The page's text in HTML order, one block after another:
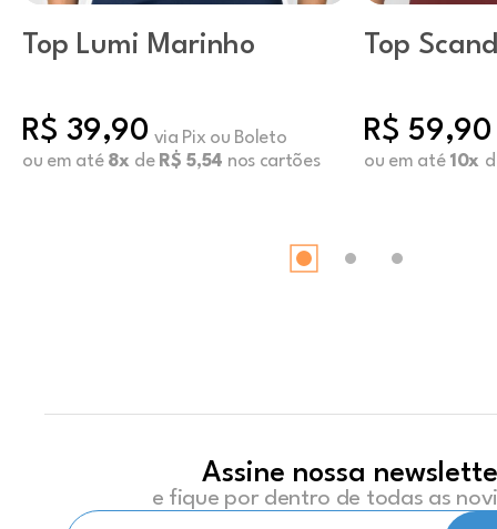
Top Lumi Marinho
R$ 39,90 via Pix ou Boleto
ou em até 8x de R$ 5,54 nos cartões
Top
R$ 59,90
ou em até 10x
Assine nossa
e fique por dentro de todas as